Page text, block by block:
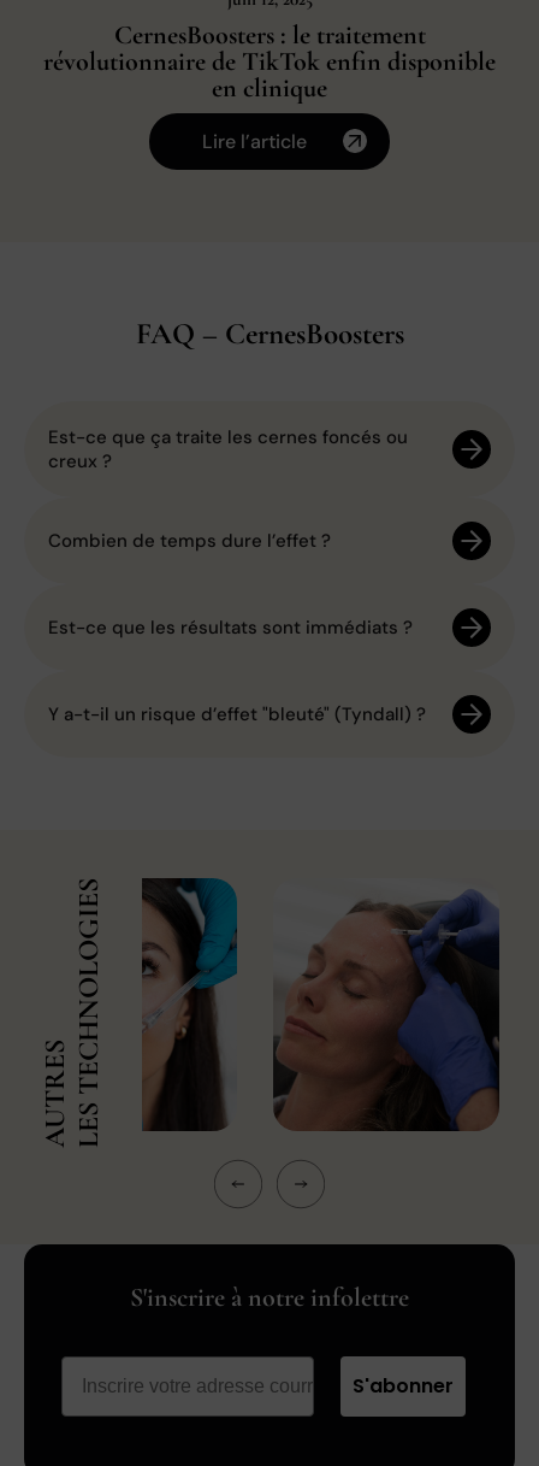
CernesBoosters : le traitement
révolutionnaire de TikTok enfin disponible
en clinique
Lire l’article
FAQ – CernesBoosters
Est-ce que ça traite les cernes foncés ou
creux ?
Combien de temps dure l’effet ?
Est-ce que les résultats sont immédiats ?
Y a-t-il un risque d’effet "bleuté" (Tyndall) ?
AUTRESLES TECHNOLOGIES
S'inscrire à notre infolettre
S'abonner